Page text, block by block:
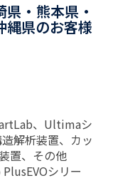
・熊本県・
縄県のお客様
、Ultimaシ
解析装置、カッ
置、その他
シリー